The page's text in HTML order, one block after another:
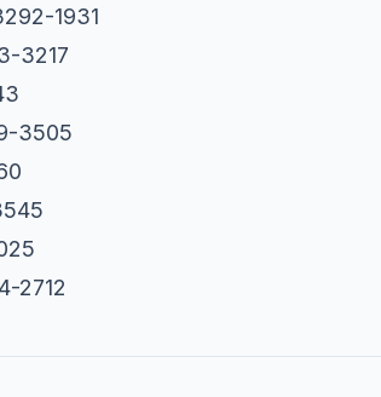
1931
3217
3505
2712